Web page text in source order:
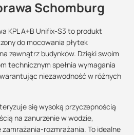
Schomburg
KPL A+B Unifix-S3 to produkt
do mocowania płytek
zewnątrz budynków. Dzięki swoim
technicznym spełnia wymagania
niezawodność w różnych
się wysoką przyczepnością
na zanurzenie w wodzie,
rozmrażania. To idealne